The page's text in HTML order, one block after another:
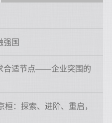
强国
合适节点——企业突围的
桓：探索、进阶、重启，